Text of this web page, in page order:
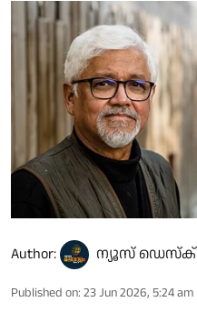
Author: ന്യൂസ് ഡെസ്ക്
Published on: 23 Jun 2026, 5:24 am